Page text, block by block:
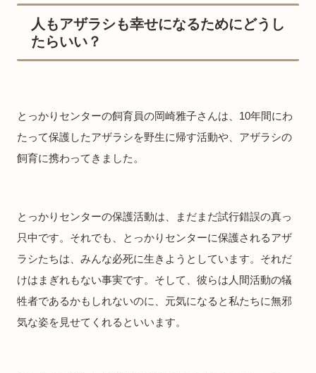
人もアザラシも幸せになるためにどうし
たらいい？
とっかりセンターの飼育員の岡崎雅子さんは、10年間にわ
たって保護したアザラシを野生に帰す活動や、アザラシの
飼育に携わってきました。
とっかりセンターの保護活動は、まだまだ試行錯誤の真っ
只中です。それでも、とっかりセンターに保護されるアザ
ラシたちは、みんな必死に生きようとしています。それだ
けはまぎれもない事実です。そして、彼らは人間活動の犠
牲者であるかもしれないのに、元気になると私たちに無邪
気な姿を見せてくれるといいます。